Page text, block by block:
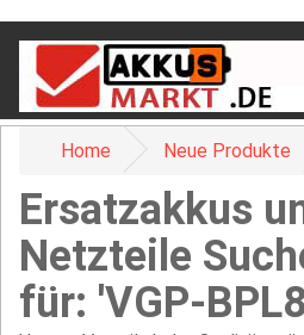
Home Neue Produkte
Ersatzakkus
Netzteile
für: 'VGP-